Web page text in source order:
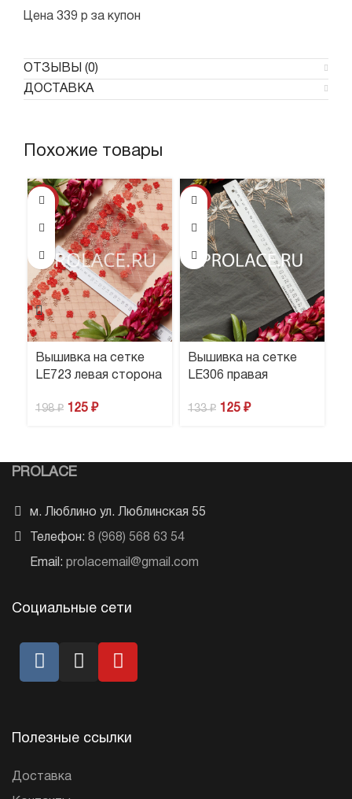
Цена 339 р за купон
ОТЗЫВЫ (0)
ДОСТАВКА
Похожие товары
Вышивка на сетке
LE723 левая сторона
198₽ 125 ₽
Вышивка на сетке
LE306 правая
133₽ 125 ₽
PROLACE
м. Люблино ул. Люблинская 55
Телефон: 8 (968) 568 63 54
Email: prolacemail@gmail.com
Социальные сети
Полезные ссылки
Доставка